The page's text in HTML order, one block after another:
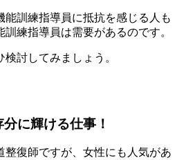
訓練指導員に抵抗を感じる人も
訓練指導員は需要があるのです。
討してみましょう。
に輝ける仕事！
整復師ですが、女性にも人気があ